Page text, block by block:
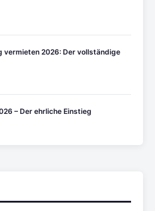
vermieten 2026: Der vollständige
– Der ehrliche Einstieg